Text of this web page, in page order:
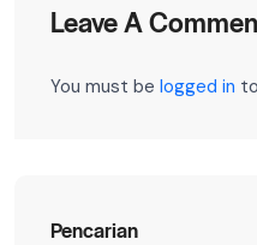
Leave A
You must be logged in
Pencarian